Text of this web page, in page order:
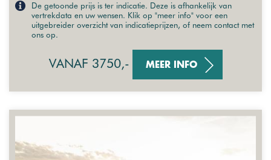
De getoonde prijs is ter indicatie. Deze is afhankelijk van
vertrekdata en uw wensen. Klik op "meer info" voor een
uitgebreider overzicht van indicatieprijzen, of neem contact met
ons op.
VANAF 3750,- MEER INFO